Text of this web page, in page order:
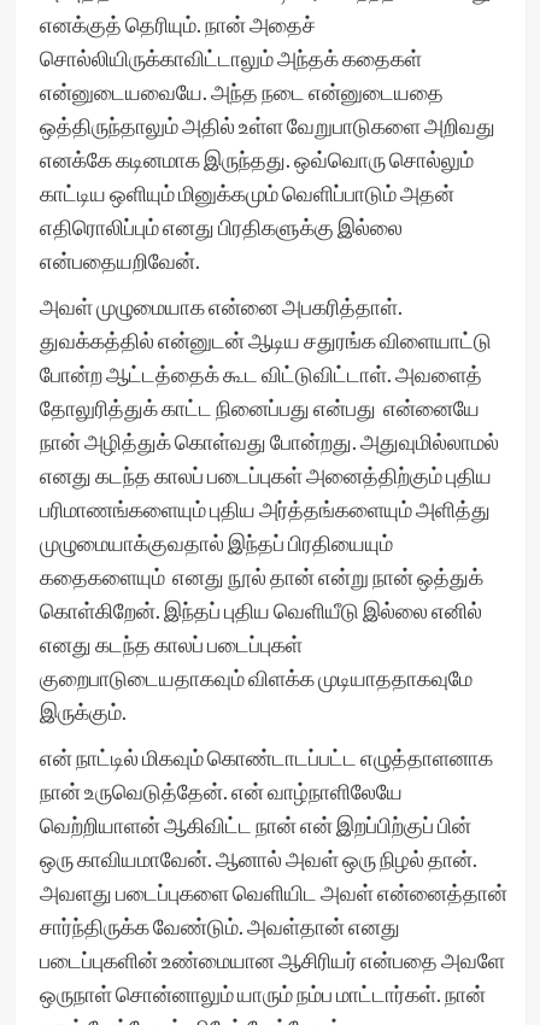
எனக்குத் தெரியும். நான் அதைச்
சொல்லியிருக்காவிட்டாலும் அந்தக் கதைகள்
என்னுடையவையே. அந்த நடை என்னுடையதை
ஒத்திருந்தாலும் அதில் உள்ள வேறுபாடுகளை அறிவது
எனக்கே கடினமாக இருந்தது. ஒவ்வொரு சொல்லும்
காட்டிய ஒளியும் மினுக்கமும் வெளிப்பாடும் அதன்
எதிரொலிப்பும் எனது பிரதிகளுக்கு இல்லை
என்பதையறிவேன்.
அவள் முழுமையாக என்னை அபகரித்தாள்.
துவக்கத்தில் என்னுடன் ஆடிய சதுரங்க விளையாட்டு
போன்ற ஆட்டத்தைக் கூட விட்டுவிட்டாள். அவளைத்
தோலுரித்துக் காட்ட நினைப்பது என்பது என்னையே
நான் அழித்துக் கொள்வது போன்றது. அதுவுமில்லாமல்
எனது கடந்த காலப் படைப்புகள் அனைத்திற்கும் புதிய
பரிமாணங்களையும் புதிய அர்த்தங்களையும் அளித்து
முழுமையாக்குவதால் இந்தப் பிரதியையும்
கதைகளையும் எனது நூல் தான் என்று நான் ஒத்துக்
கொள்கிறேன். இந்தப் புதிய வெளியீடு இல்லை எனில்
எனது கடந்த காலப் படைப்புகள்
குறைபாடுடையதாகவும் விளக்க முடியாததாகவுமே
இருக்கும்.
என் நாட்டில் மிகவும் கொண்டாடப்பட்ட எழுத்தாளனாக
நான் உருவெடுத்தேன். என் வாழ்நாளிலேயே
வெற்றியாளன் ஆகிவிட்ட நான் என் இறப்பிற்குப் பின்
ஒரு காவியமாவேன். ஆனால் அவள் ஒரு நிழல் தான்.
அவளது படைப்புகளை வெளியிட அவள் என்னைத்தான்
சார்ந்திருக்க வேண்டும். அவள்தான் எனது
படைப்புகளின் உண்மையான ஆசிரியர் என்பதை அவளே
ஒருநாள் சொன்னாலும் யாரும் நம்ப மாட்டார்கள். நான்